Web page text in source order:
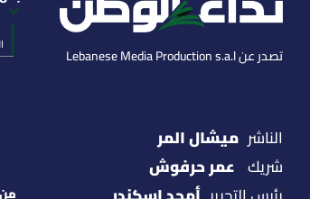
تصدر عن Lebanese Media Production s.a.l
الناشر ميشال المر
شريك عمر حرفوش